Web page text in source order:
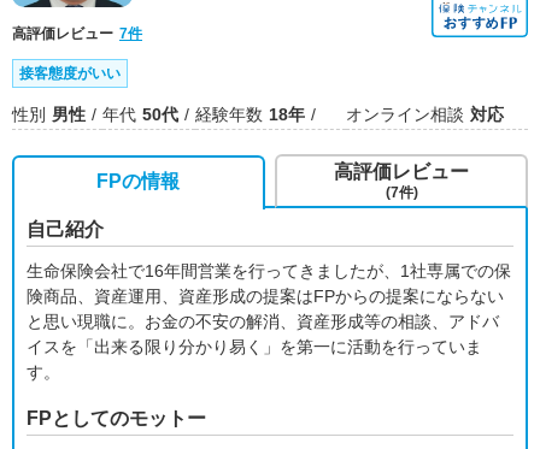
高評価レビュー 7件
接客態度がいい
性別 男性 年代 50代 経験年数 18年 オンライン相談 対応
FPの情報
自己紹介
生命保険会社で16年間営業を行ってきましたが、1社専属での保
険商品、資産運用、資産形成の提案はFPからの提案にならない
と思い現職に。お金の不安の解消、資産形成等の相談、アドバ
イスを「出来る限り分かり易く」を第一に活動を行っていま
す。
FPとしてのモットー
高評価レビュー
(7件)